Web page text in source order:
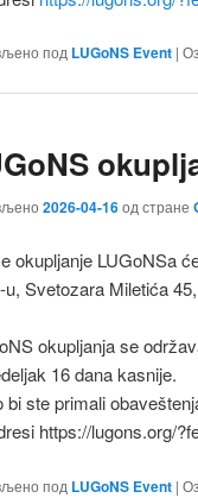
под LUGoNS Event |
2026-04-16од стране
okupljanje LUGoNSa
u, Svetozara Miletića
okupljanja se
16 dana kasnije.
bi ste primali
https://lugons.org/
под LUGoNS Event |